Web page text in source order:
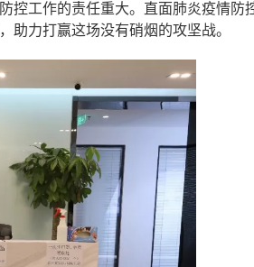
控工作的责任重大。直面肺炎疫情防
助力打赢这场没有硝烟的攻坚战。